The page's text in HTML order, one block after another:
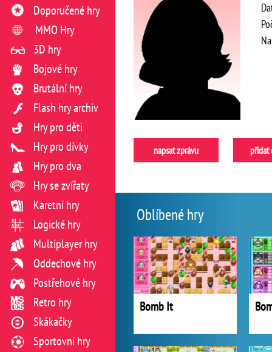
napsat zprávu přidat
Oblíbené hry
Bomb It
Doporučené hry
MMO Hry
3D hry
Bojové hry
Brutální hry
Flash hry archiv
Hry pro děti
Hry pro dívky
Hry pro dva
Hry se zvířaty
Karetní hry
Logické hry
Multiplayer hry
Oddechové hry
Postřehové hry
Retro hry
Skákačky
Sportovní hry